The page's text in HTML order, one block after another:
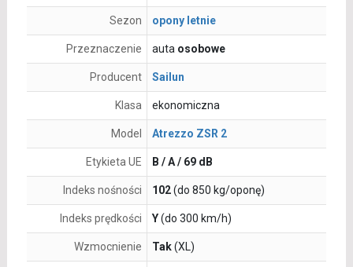
Sezon opony letnie
Przeznaczenie auta osobowe
Producent Sailun
Klasa ekonomiczna
Model Atrezzo ZSR 2
Etykieta UE B / A / 69 dB
Indeks nośności 102(do 850 kg/oponę)
Indeks prędkości Y(do 300 km/h)
Wzmocnienie Tak(XL)